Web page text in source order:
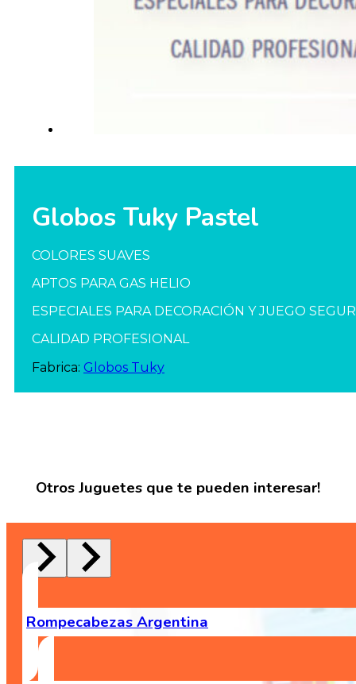
Globos Tuky Pastel
COLORES SUAVES
APTOS PARA GAS HELIO
ESPECIALES PARA DECORACIÓN Y JUEGO
CALIDAD PROFESIONAL
Fabrica: Globos Tuky
Otros Juguetes que te pueden interesar!